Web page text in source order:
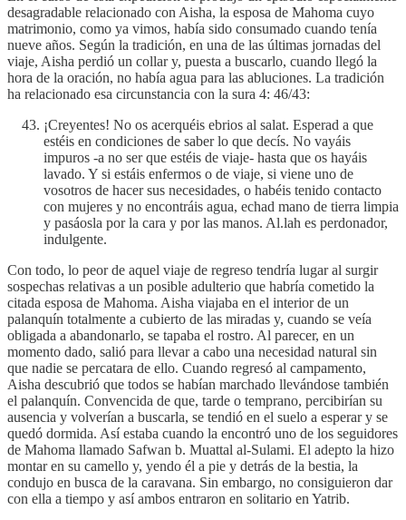
desagradable relacionado con Aisha, la esposa de Mahoma cuyo
matrimonio, como ya vimos, había sido consumado cuando tenía
nueve años. Según la tradición, en una de las últimas jornadas del
viaje, Aisha perdió un collar y, puesta a buscarlo, cuando llegó la
hora de la oración, no había agua para las abluciones. La tradición
ha relacionado esa circunstancia con la sura 4: 46/43:
¡Creyentes! No os acerquéis ebrios al salat. Esperad a que
estéis en condiciones de saber lo que decís. No vayáis
impuros -a no ser que estéis de viaje- hasta que os hayáis
lavado. Y si estáis enfermos o de viaje, si viene uno de
vosotros de hacer sus necesidades, o habéis tenido contacto
con mujeres y no encontráis agua, echad mano de tierra limpia
y pasáosla por la cara y por las manos. Al.lah es perdonador,
indulgente.
Con todo, lo peor de aquel viaje de regreso tendría lugar al surgir
sospechas relativas a un posible adulterio que habría cometido la
citada esposa de Mahoma. Aisha viajaba en el interior de un
palanquín totalmente a cubierto de las miradas y, cuando se veía
obligada a abandonarlo, se tapaba el rostro. Al parecer, en un
momento dado, salió para llevar a cabo una necesidad natural sin
que nadie se percatara de ello. Cuando regresó al campamento,
Aisha descubrió que todos se habían marchado llevándose también
el palanquín. Convencida de que, tarde o temprano, percibirían su
ausencia y volverían a buscarla, se tendió en el suelo a esperar y se
quedó dormida. Así estaba cuando la encontró uno de los seguidores
de Mahoma llamado Safwan b. Muattal al-Sulami. El adepto la hizo
montar en su camello y, yendo él a pie y detrás de la bestia, la
condujo en busca de la caravana. Sin embargo, no consiguieron dar
con ella a tiempo y así ambos entraron en solitario en Yatrib.